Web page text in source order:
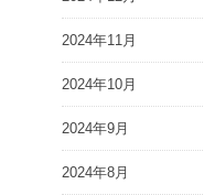
2024年11月
2024年10月
2024年9月
2024年8月